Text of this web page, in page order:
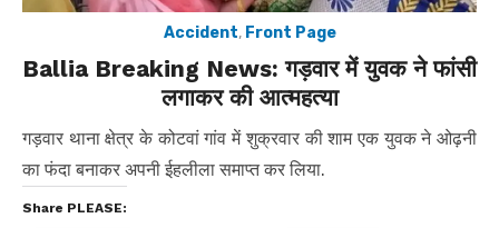
Accident, Front Page
Ballia Breaking News: गड़वार में युवक ने फांसी
लगाकर की आत्महत्या
गड़वार थाना क्षेत्र के कोटवां गांव में शुक्रवार की शाम एक युवक ने ओढ़नी
का फंदा बनाकर अपनी ईहलीला समाप्त कर लिया.
Share PLEASE: